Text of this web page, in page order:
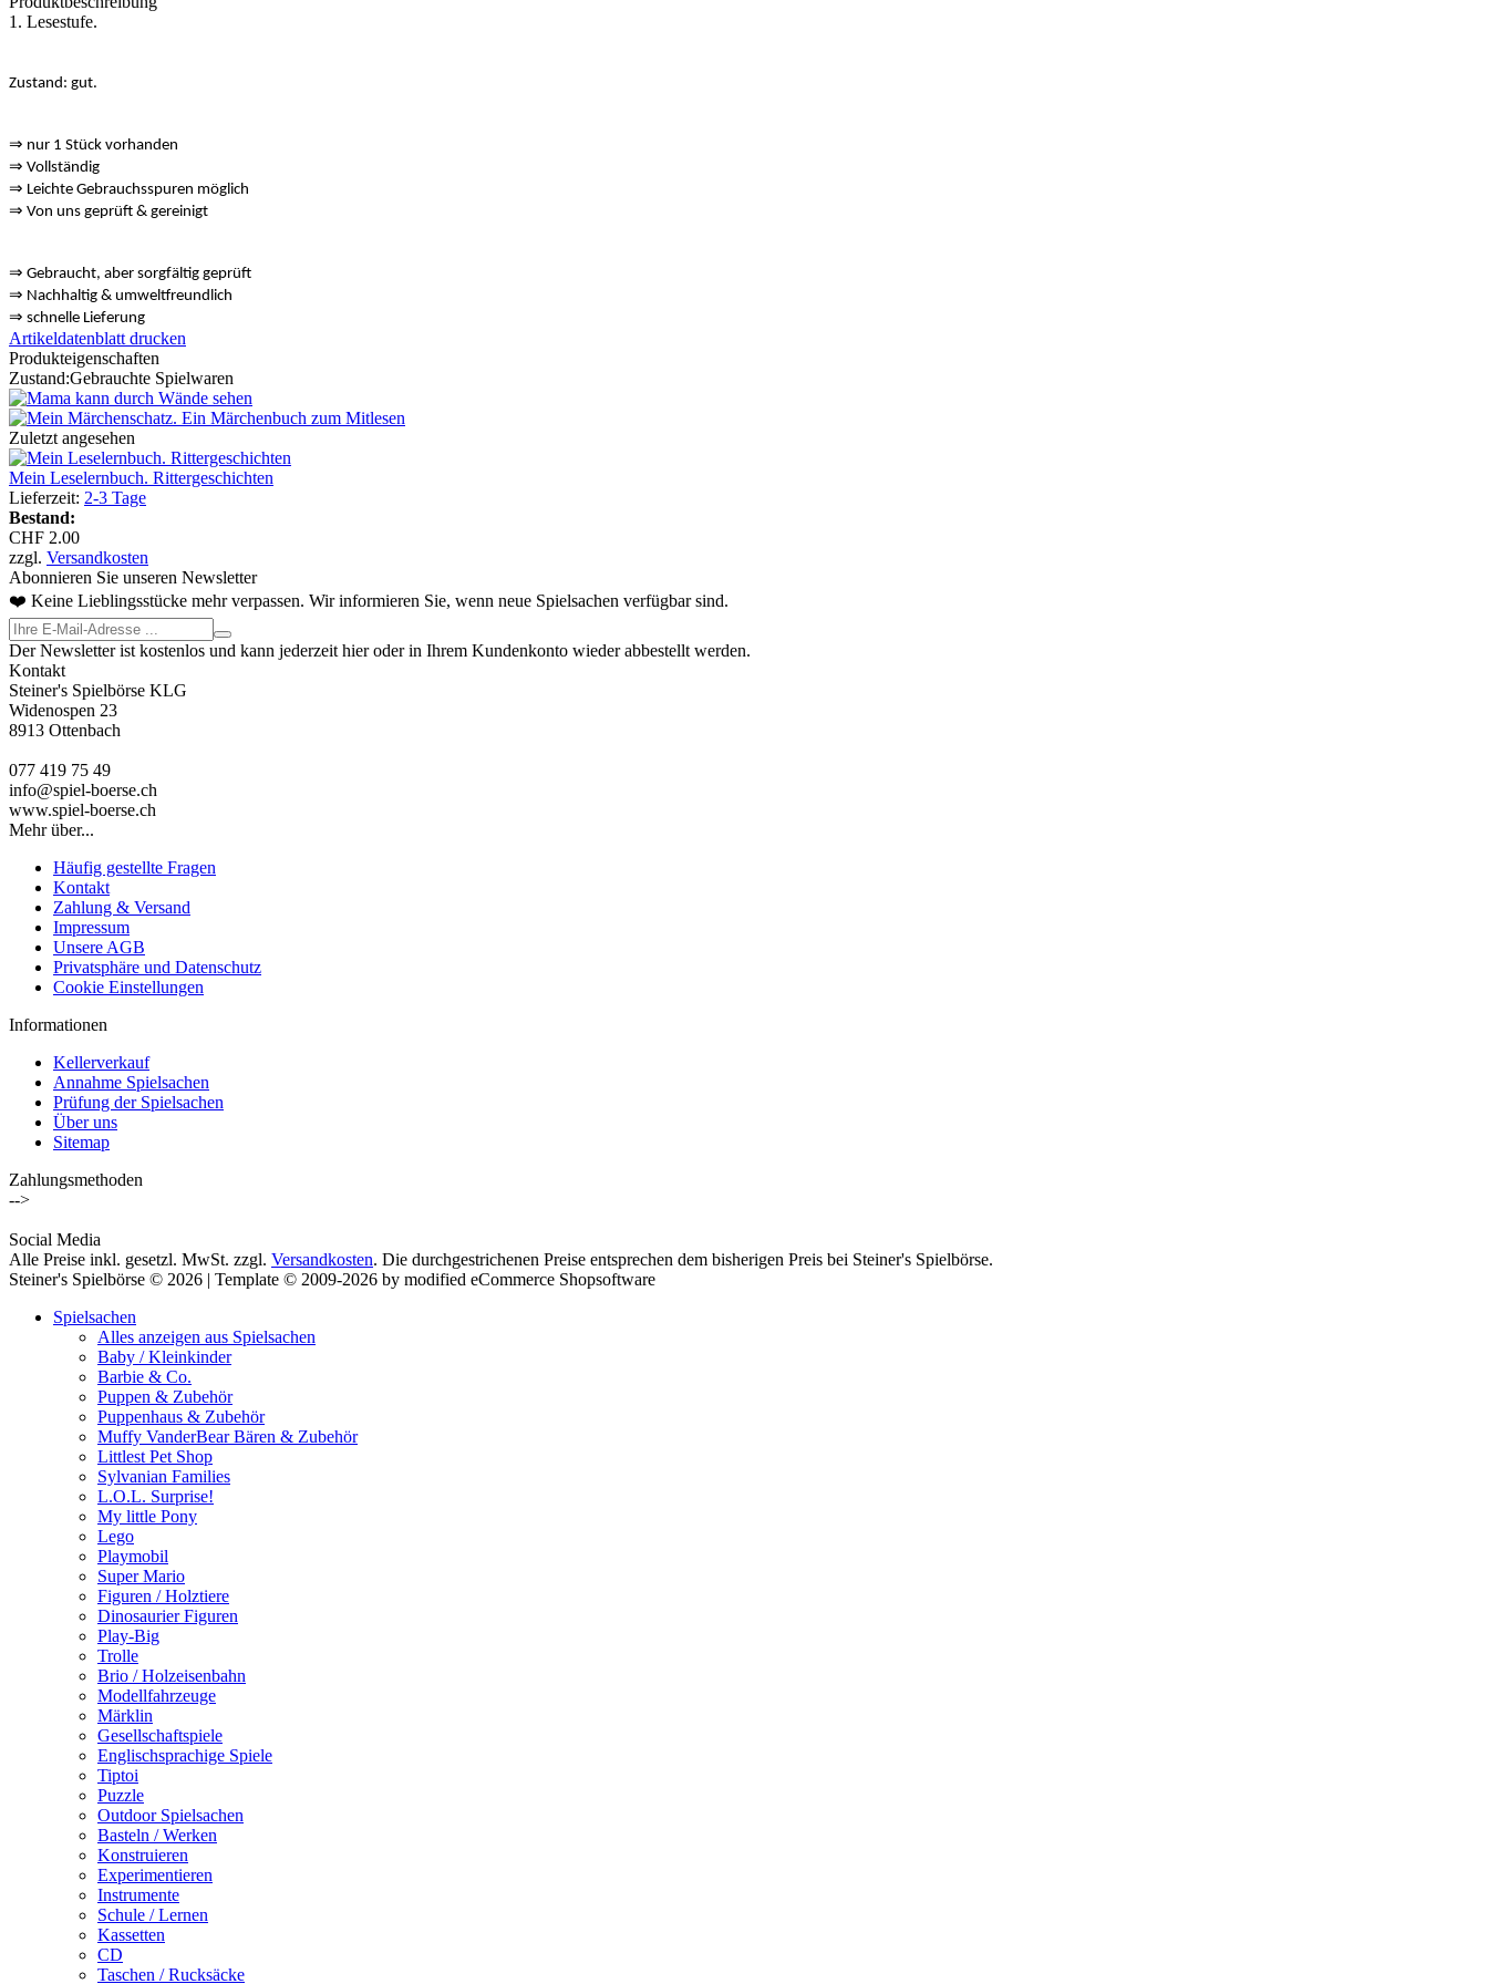
1. Lesestufe.
Zustand: gut.
⇒ nur 1 Stück vorhanden
⇒ Vollständig
⇒ ️ Leichte Gebrauchsspuren möglich
⇒ Von uns geprüft & gereinigt
⇒ ️ Gebraucht, aber sorgfältig geprüft
⇒ ️ Nachhaltig & umweltfreundlich
⇒ ️ schnelle Lieferung
Artikeldatenblatt drucken
Produkteigenschaften
Zustand:Gebrauchte Spielwaren
Zuletzt angesehen
Mein Leselernbuch. Rittergeschichten
Lieferzeit: 2-3 Tage
Bestand:
CHF 2.00
zzgl. Versandkosten
Abonnieren Sie unseren Newsletter
❤️ Keine Lieblingsstücke mehr verpassen. Wir informieren Sie, wenn neue Spielsachen verfügbar sind.
Der Newsletter ist kostenlos und kann jederzeit hier oder in Ihrem Kundenkonto wieder abbestellt werden.
Kontakt
Steiner's Spielbörse KLG
Widenospen 23
8913 Ottenbach
077 419 75 49
info@spiel-boerse.ch
www.spiel-boerse.ch
Mehr über...
Häufig gestellte Fragen
Kontakt
Zahlung & Versand
Impressum
Unsere AGB
Privatsphäre und Datenschutz
Cookie Einstellungen
Informationen
Kellerverkauf
Annahme Spielsachen
Prüfung der Spielsachen
Über uns
Sitemap
Zahlungsmethoden
-->
Social Media
Alle Preise inkl. gesetzl. MwSt. zzgl. Versandkosten. Die durchgestrichenen Preise entsprechen dem bisherigen Preis bei Steiner's Spielbörse.
Steiner's Spielbörse © 2026 | Template © 2009-2026 by modified eCommerce Shopsoftware
Spielsachen
Alles anzeigen aus Spielsachen
Baby / Kleinkinder
Barbie & Co.
Puppen & Zubehör
Puppenhaus & Zubehör
Muffy VanderBear Bären & Zubehör
Littlest Pet Shop
Sylvanian Families
L.O.L. Surprise!
My little Pony
Lego
Playmobil
Super Mario
Figuren / Holztiere
Dinosaurier Figuren
Play-Big
Trolle
Brio / Holzeisenbahn
Modellfahrzeuge
Märklin
Gesellschaftspiele
Englischsprachige Spiele
Tiptoi
Puzzle
Outdoor Spielsachen
Basteln / Werken
Konstruieren
Experimentieren
Instrumente
Schule / Lernen
Kassetten
CD
Taschen / Rucksäcke